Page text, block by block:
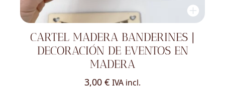
CARTEL MADERA BANDERINES |
DECORACIÓN DE EVENTOS EN
MADERA
3,00 € IVA incl.